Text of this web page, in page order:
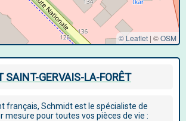
© Leaflet | ©OSM
SAINT-GERVAIS-LA-FORÊT
français, Schmidt est le spécialiste de
mesure pour toutes vos pièces de vie :